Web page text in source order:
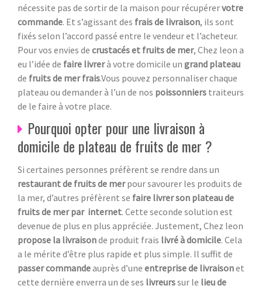
nécessite pas de sortir de la maison pour récupérervotre
commande. Et s’agissant des frais de livraison, ils sont
fixés selon l’accord passé entre le vendeur et l’acheteur.
Pour vos envies de crustacés et fruits de mer, Chez leon a
eu l’idée de faire livrerà votre domicile un grand plateau
de fruits de mer frais.Vous pouvez personnaliser chaque
plateau ou demander à l’un de nos poissonniers traiteurs
de le faire à votre place.
Pourquoi opter pour une livraison à
domicile de plateau de fruits de mer ?
Si certaines personnes préfèrent se rendre dans un
restaurant de fruits de merpour savourer les produits de
la mer, d’autres préfèrent se faire livrer son plateau de
fruits de mer par internet. Cette seconde solution est
devenue de plus en plus appréciée. Justement, Chez leon
propose la livraisonde produit frais livré à domicile. Cela
a le mérite d’être plus rapide et plus simple. Il suffit de
passer commandeauprès d’une entreprise de livraisonet
cette dernière enverra un de ses livreurssur le lieu de